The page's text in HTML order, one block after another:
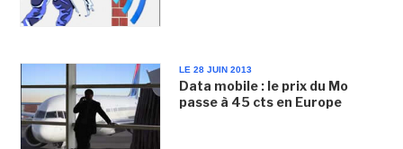
LE 28 JUIN 2013
Data mobile : le prix du Mo
passe à 45 cts en Europe